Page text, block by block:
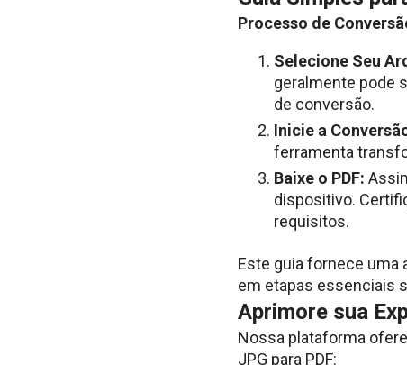
Processo de
Selecione Seu
geralmente pode
de conversão.
Inicie a
ferramenta
Baixe o PDF:
dispositivo.
requisitos.
Este guia fornece uma
em etapas essenciais
Aprimore sua
Nossa plataforma
JPG para PDF: